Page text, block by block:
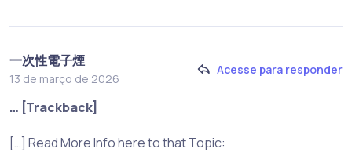
一次性電子煙
13 de março de 2026
Acesse para responder
… [Trackback]
[…] Read More Info here to that Topic: